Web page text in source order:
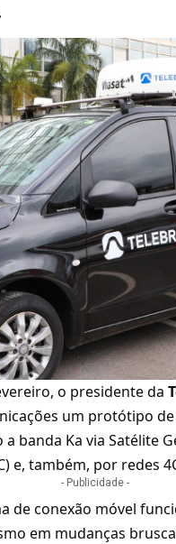
o presidente da
um protótipo
a banda Ka via Satélite
e, também, por redes
- Publicidade -
deconexão móvel
em mudanças